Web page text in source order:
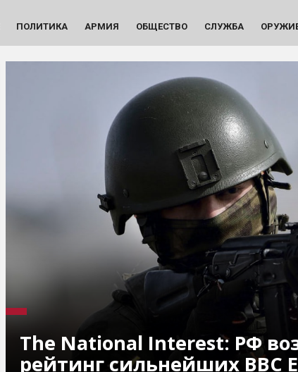
ПОЛИТИКА АРМИЯ ОБЩЕСТВО СЛУЖБА
The National Interest: РФ
рейтинг сильнейших ВВС